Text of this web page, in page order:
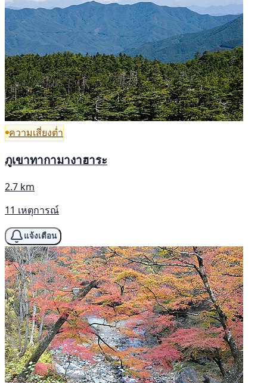
ความเสี่ยงต่ำ
ภูเขาทากามางาฮาระ
2.7 km
11 เหตุการณ์
แจ้งเตือน